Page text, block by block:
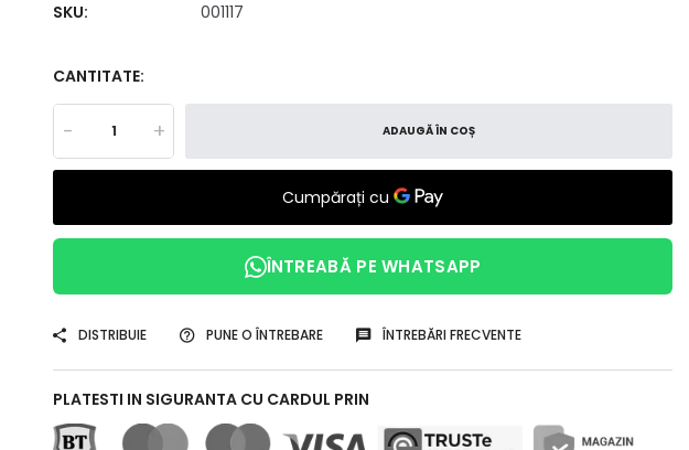
SKU: 001117
CANTITATE:
- + ADAUGĂ ÎN COȘ
ÎNTREABĂ PE WHATSAPP
DISTRIBUIE PUNE O ÎNTREBARE ÎNTREBĂRI FRECVENTE
PLATESTI IN SIGURANTA CU CARDUL PRIN